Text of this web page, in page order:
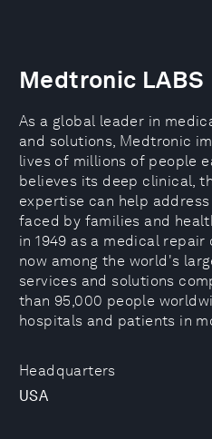
Headquarters
USA
Medtronic LABS
As a global leader in
and solutions, Medtronic
lives of millions of people
believes its deep clinical,
expertise can help
faced by families and
in 1949 as a medical
now among the world's
services and solutions
than 95,000 people
hospitals and patients in